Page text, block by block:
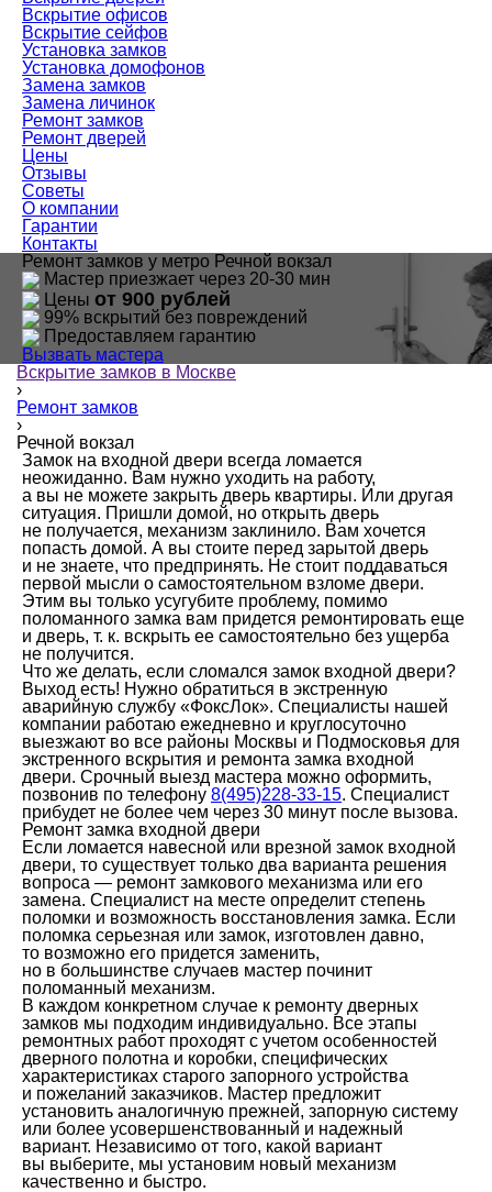
Вскрытие офисов
Вскрытие сейфов
Установка замков
Установка домофонов
Замена замков
Замена личинок
Ремонт замков
Ремонт дверей
Цены
Отзывы
Советы
О компании
Гарантии
Контакты
Ремонт замков у метро Речной вокзал
Мастер приезжает через 20-30 мин
Цены от 900 рублей
99% вскрытий без повреждений
Предоставляем гарантию
Вызвать мастера
Вскрытие замков в Москве
›
Ремонт замков
›
Речной вокзал
Замок на входной двери всегда ломается
неожиданно. Вам нужно уходить на работу,
а вы не можете закрыть дверь квартиры. Или другая
ситуация. Пришли домой, но открыть дверь
не получается, механизм заклинило. Вам хочется
попасть домой. А вы стоите перед зарытой дверь
и не знаете, что предпринять. Не стоит поддаваться
первой мысли о самостоятельном взломе двери.
Этим вы только усугубите проблему, помимо
поломанного замка вам придется ремонтировать еще
и дверь, т. к. вскрыть ее самостоятельно без ущерба
не получится.
Что же делать, если сломался замок входной двери?
Выход есть! Нужно обратиться в экстренную
аварийную службу «ФоксЛок». Специалисты нашей
компании работаю ежедневно и круглосуточно
выезжают во все районы Москвы и Подмосковья для
экстренного вскрытия и ремонта замка входной
двери. Срочный выезд мастера можно оформить,
позвонив по телефону 8(495)228-33-15. Специалист
прибудет не более чем через 30 минут после вызова.
Ремонт замка входной двери
Если ломается навесной или врезной замок входной
двери, то существует только два варианта решения
вопроса — ремонт замкового механизма или его
замена. Специалист на месте определит степень
поломки и возможность восстановления замка. Если
поломка серьезная или замок, изготовлен давно,
то возможно его придется заменить,
но в большинстве случаев мастер починит
поломанный механизм.
В каждом конкретном случае к ремонту дверных
замков мы подходим индивидуально. Все этапы
ремонтных работ проходят с учетом особенностей
дверного полотна и коробки, специфических
характеристиках старого запорного устройства
и пожеланий заказчиков. Мастер предложит
установить аналогичную прежней, запорную систему
или более усовершенствованный и надежный
вариант. Независимо от того, какой вариант
вы выберите, мы установим новый механизм
качественно и быстро.